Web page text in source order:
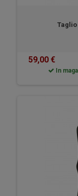
59,00 €
In